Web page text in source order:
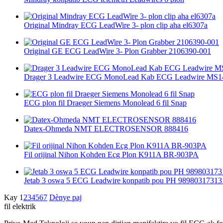
Original Mindray ECG LeadWire 3- plon clip aha el6307a
Original GE ECG LeadWire 3- Plon Grabber 2106390-001
Drager 3 Leadwire ECG MonoLead Kab ECG Leadwire
ECG plon fil Draeger Siemens Monolead 6 fil Snap
Datex-Ohmeda NMT ELECTROSENSOR 888416
Fil orijinal Nihon Kohden Ecg Plon K911A BR-903PA
Jetab 3 oswa 5 ECG Leadwire konpatib pou PH
Kay 1 234567 Dènye paj
fil elektrik